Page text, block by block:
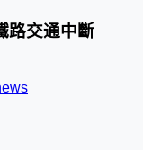
路交通中斷